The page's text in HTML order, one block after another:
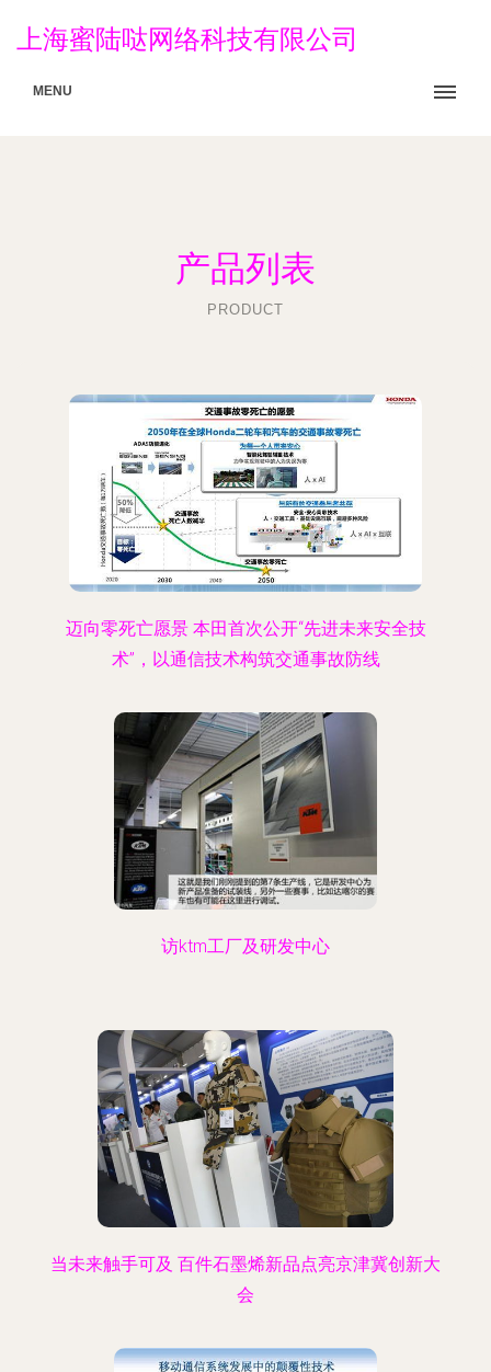
上海蜜陆哒网络科技有限公司
MENU
产品列表
PRODUCT
迈向零死亡愿景 本田首次公开“先进未来安全技
术”，以通信技术构筑交通事故防线
访ktm工厂及研发中心
当未来触手可及 百件石墨烯新品点亮京津冀创新大
会